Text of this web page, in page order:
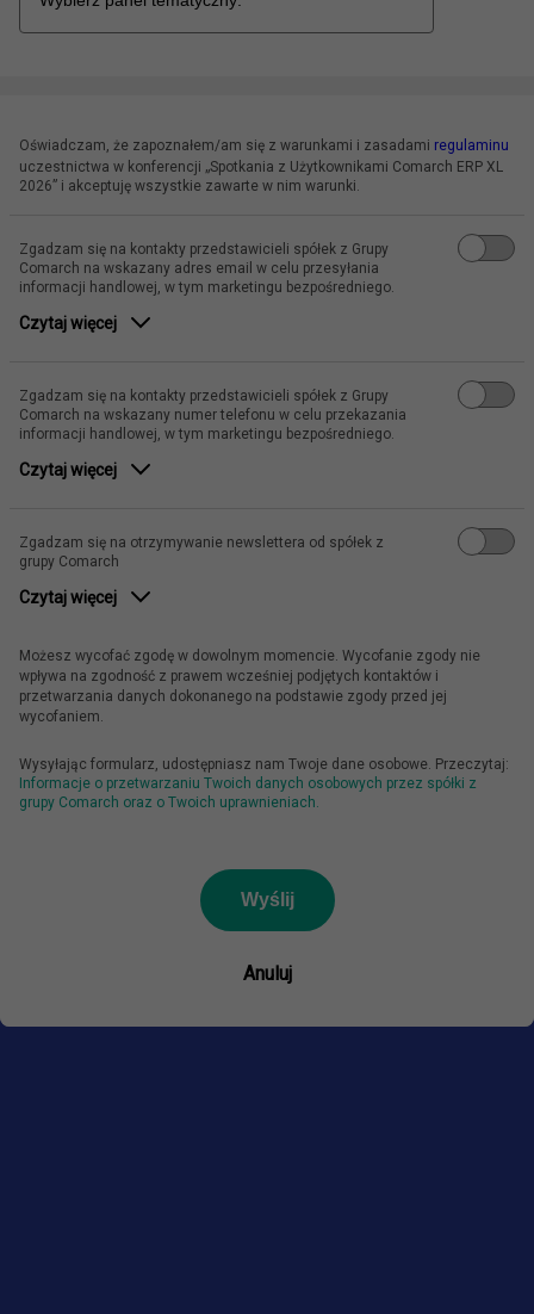
Oświadczam, że zapoznałem/am się z warunkami i zasadami regulaminu
uczestnictwa w konferencji „Spotkania z Użytkownikami Comarch ERP XL
2026” i akceptuję wszystkie zawarte w nim warunki.
Zgadzam się na kontakty przedstawicieli spółek z Grupy
Comarch na wskazany adres email w celu przesyłania
informacji handlowej, w tym marketingu bezpośredniego.
Czytaj więcej
Zgadzam się na kontakty przedstawicieli spółek z Grupy
Comarch na wskazany numer telefonu w celu przekazania
informacji handlowej, w tym marketingu bezpośredniego.
Czytaj więcej
Zgadzam się na otrzymywanie newslettera od spółek z
grupy Comarch
Czytaj więcej
Możesz wycofać zgodę w dowolnym momencie. Wycofanie zgody nie
wpływa na zgodność z prawem wcześniej podjętych kontaktów i
przetwarzania danych dokonanego na podstawie zgody przed jej
wycofaniem.
Wysyłając formularz, udostępniasz nam Twoje dane osobowe. Przeczytaj:
Informacje o przetwarzaniu Twoich danych osobowych przez spółki z
grupy Comarch oraz o Twoich uprawnieniach.
Wyślij
Anuluj